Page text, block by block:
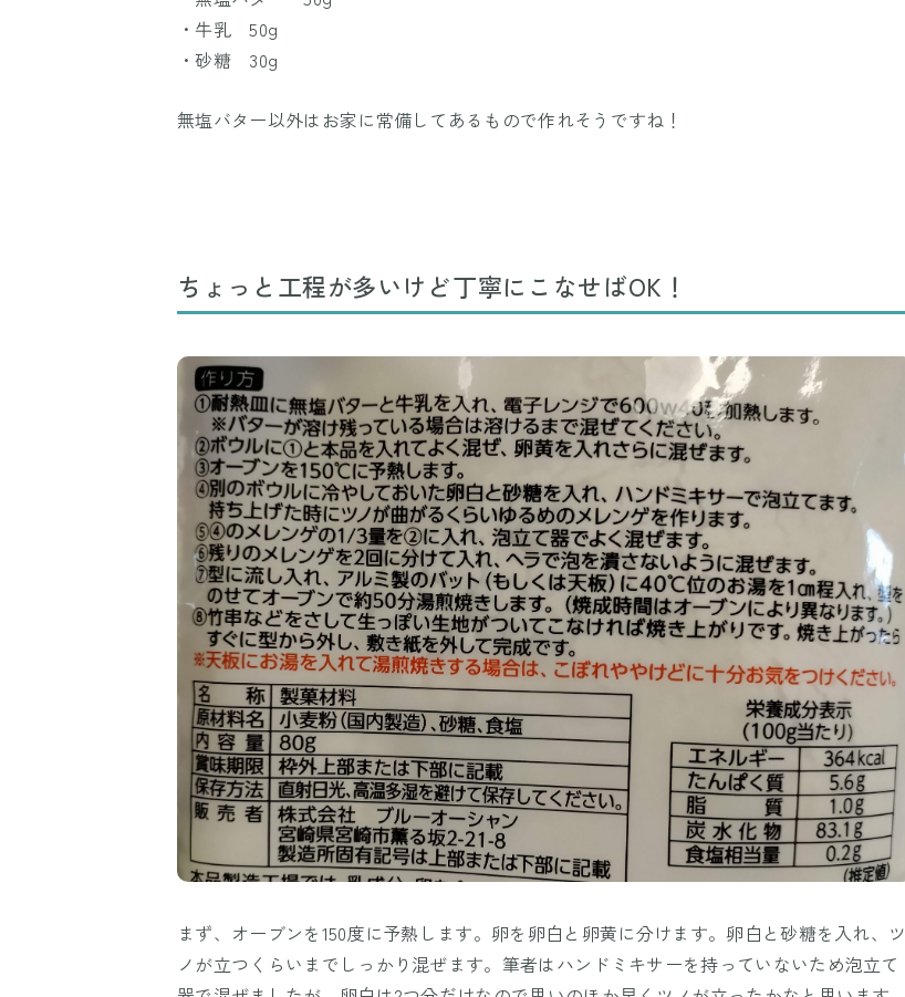
・牛乳 50g
・砂糖 30g
無塩バター以外はお家に常備してあるもので作れそうですね！
ちょっと工程が多いけど丁寧にこなせばOK！
まず、オーブンを150度に予熱します。卵を卵白と卵黄に分けます。卵白と砂糖を入れ、ツ
ノが立つくらいまでしっかり混ぜます。筆者はハンドミキサーを持っていないため泡立て